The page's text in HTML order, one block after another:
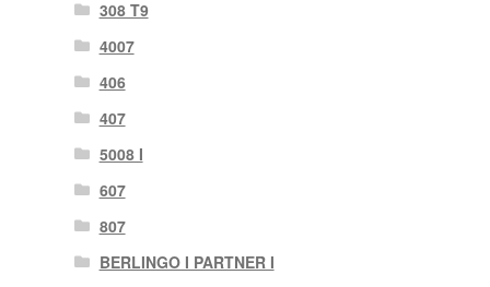
308 T9
4007
406
407
5008 I
607
807
BERLINGO I PARTNER I